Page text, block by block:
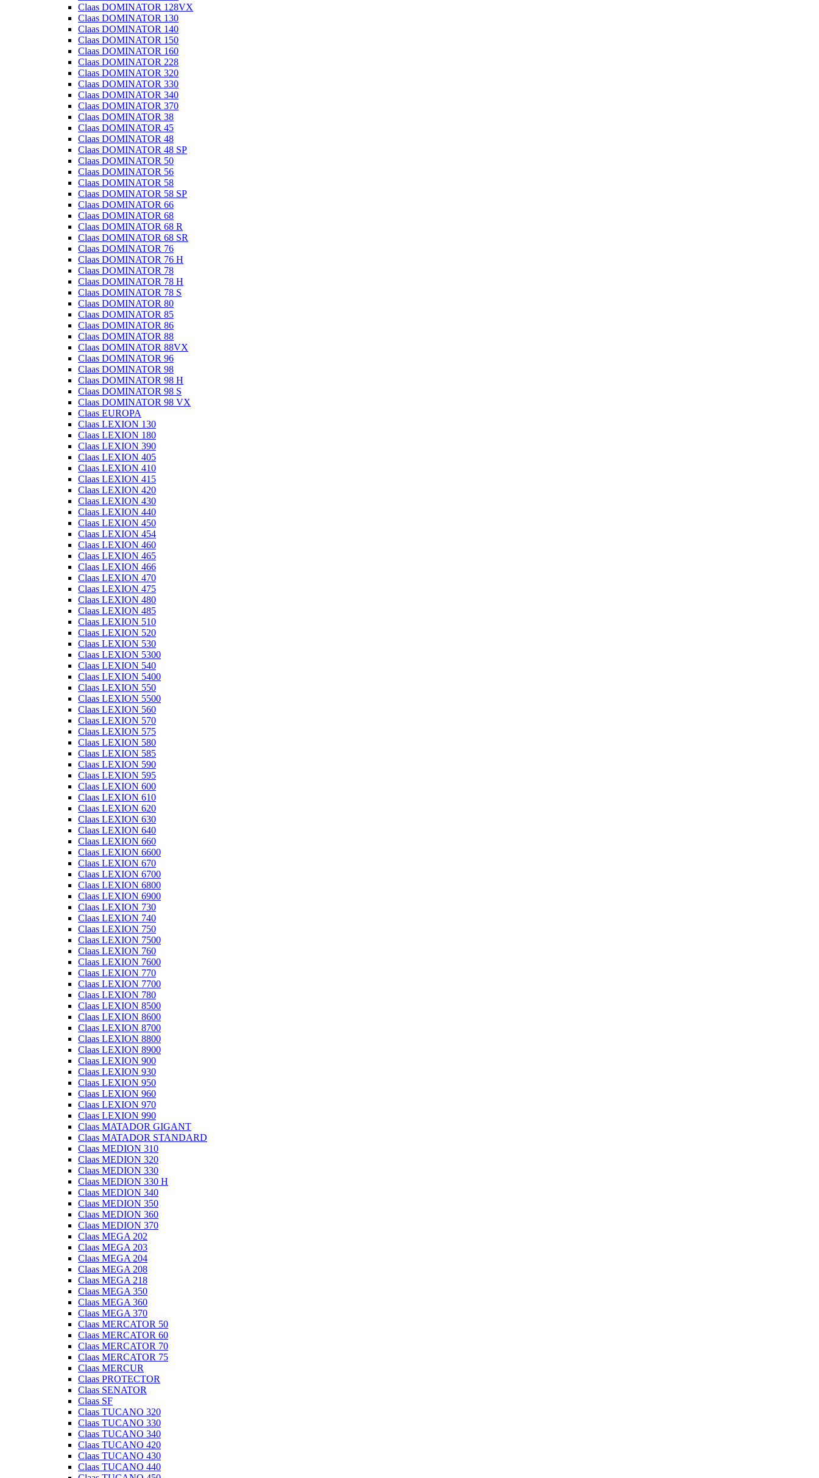
Claas DOMINATOR 128VX
Claas DOMINATOR 130
Claas DOMINATOR 140
Claas DOMINATOR 150
Claas DOMINATOR 160
Claas DOMINATOR 228
Claas DOMINATOR 320
Claas DOMINATOR 330
Claas DOMINATOR 340
Claas DOMINATOR 370
Claas DOMINATOR 38
Claas DOMINATOR 45
Claas DOMINATOR 48
Claas DOMINATOR 48 SP
Claas DOMINATOR 50
Claas DOMINATOR 56
Claas DOMINATOR 58
Claas DOMINATOR 58 SP
Claas DOMINATOR 66
Claas DOMINATOR 68
Claas DOMINATOR 68 R
Claas DOMINATOR 68 SR
Claas DOMINATOR 76
Claas DOMINATOR 76 H
Claas DOMINATOR 78
Claas DOMINATOR 78 H
Claas DOMINATOR 78 S
Claas DOMINATOR 80
Claas DOMINATOR 85
Claas DOMINATOR 86
Claas DOMINATOR 88
Claas DOMINATOR 88VX
Claas DOMINATOR 96
Claas DOMINATOR 98
Claas DOMINATOR 98 H
Claas DOMINATOR 98 S
Claas DOMINATOR 98 VX
Claas EUROPA
Claas LEXION 130
Claas LEXION 180
Claas LEXION 390
Claas LEXION 405
Claas LEXION 410
Claas LEXION 415
Claas LEXION 420
Claas LEXION 430
Claas LEXION 440
Claas LEXION 450
Claas LEXION 454
Claas LEXION 460
Claas LEXION 465
Claas LEXION 466
Claas LEXION 470
Claas LEXION 475
Claas LEXION 480
Claas LEXION 485
Claas LEXION 510
Claas LEXION 520
Claas LEXION 530
Claas LEXION 5300
Claas LEXION 540
Claas LEXION 5400
Claas LEXION 550
Claas LEXION 5500
Claas LEXION 560
Claas LEXION 570
Claas LEXION 575
Claas LEXION 580
Claas LEXION 585
Claas LEXION 590
Claas LEXION 595
Claas LEXION 600
Claas LEXION 610
Claas LEXION 620
Claas LEXION 630
Claas LEXION 640
Claas LEXION 660
Claas LEXION 6600
Claas LEXION 670
Claas LEXION 6700
Claas LEXION 6800
Claas LEXION 6900
Claas LEXION 730
Claas LEXION 740
Claas LEXION 750
Claas LEXION 7500
Claas LEXION 760
Claas LEXION 7600
Claas LEXION 770
Claas LEXION 7700
Claas LEXION 780
Claas LEXION 8500
Claas LEXION 8600
Claas LEXION 8700
Claas LEXION 8800
Claas LEXION 8900
Claas LEXION 900
Claas LEXION 930
Claas LEXION 950
Claas LEXION 960
Claas LEXION 970
Claas LEXION 990
Claas MATADOR GIGANT
Claas MATADOR STANDARD
Claas MEDION 310
Claas MEDION 320
Claas MEDION 330
Claas MEDION 330 H
Claas MEDION 340
Claas MEDION 350
Claas MEDION 360
Claas MEDION 370
Claas MEGA 202
Claas MEGA 203
Claas MEGA 204
Claas MEGA 208
Claas MEGA 218
Claas MEGA 350
Claas MEGA 360
Claas MEGA 370
Claas MERCATOR 50
Claas MERCATOR 60
Claas MERCATOR 70
Claas MERCATOR 75
Claas MERCUR
Claas PROTECTOR
Claas SENATOR
Claas SF
Claas TUCANO 320
Claas TUCANO 330
Claas TUCANO 340
Claas TUCANO 420
Claas TUCANO 430
Claas TUCANO 440